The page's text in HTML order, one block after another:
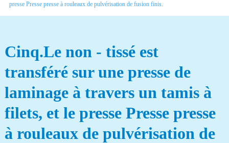
presse Presse presse à rouleaux de pulvérisation de fusion finis.
Cinq.Le non - tissé est
transféré sur une presse de
laminage à travers un tamis à
filets, et le presse Presse presse
à rouleaux de pulvérisation de